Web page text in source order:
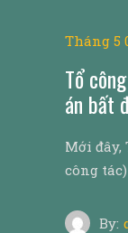
Tháng 5
Tổ
án bất
Mới đây,
công
By: